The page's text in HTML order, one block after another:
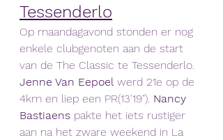
Tessenderlo
Op maandagavond stonden er nog
enkele clubgenoten aan de start
van de The Classic te Tessenderlo.
Jenne Van Eepoel werd 21e op de
4km en liep een PR(13'19"). Nancy
Bastiaens pakte het iets rustiger
aan na het zware weekend in La